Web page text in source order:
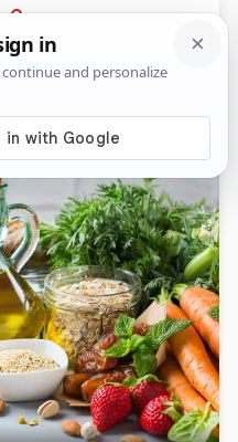
PRIJAVA
Komentari